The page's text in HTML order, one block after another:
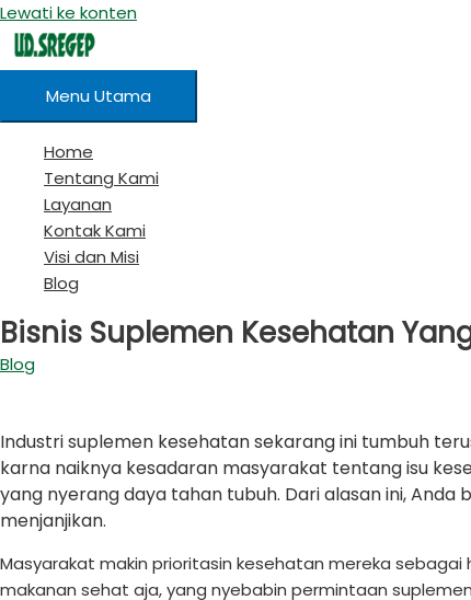
Lewati ke konten
Menu Utama
Home
Tentang Kami
Layanan
Kontak Kami
Visi dan Misi
Blog
Bisnis Suplemen Kesehatan
Blog
Industri suplemen kesehatan sekarang ini tumbuh
karna naiknya kesadaran masyarakat tentang isu
yang nyerang daya tahan tubuh. Dari alasan ini,
menjanjikan.
Masyarakat makin prioritasin kesehatan mereka
makanan sehat aja, yang nyebabin permintaan